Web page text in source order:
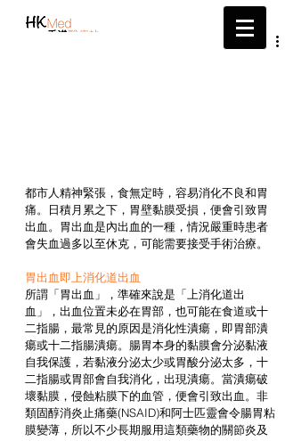
都市人精神緊張，食無定時，容易消化不良和胃
痛。日積月累之下，胃壁黏膜受損，便會引致胃
出血。胃出血是內出血的一種，情況嚴重時患者
會失血過多以至休克，可能需要接受手術治療。
胃出血即上消化道出血
所謂「胃出血」，準確來說是「上消化道出
血」，出血位置未必在胃部，也可能在食道或十
二指腸，最常見的原因是消化性潰瘍，即胃部潰
瘍或十二指腸潰瘍。腸胃本身的黏膜會分泌黏液
自我保護，若黏液分泌太少或胃酸分泌太多，十
二指腸或胃部會自我消化，出現潰瘍。當潰瘍破
壞黏膜，侵蝕粘膜下的血管，便會引致出血。非
類固醇消炎止痛藥(NSAID)和阿士匹靈會令腸胃粘
膜變薄，所以不少長期服用這類藥物的關節炎及